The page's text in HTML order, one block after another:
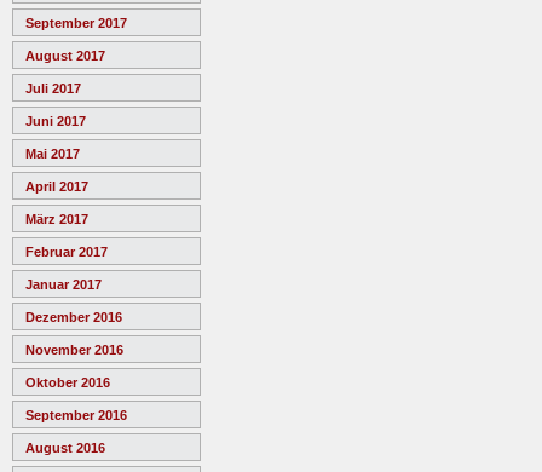
September 2017
August 2017
Juli 2017
Juni 2017
Mai 2017
April 2017
März 2017
Februar 2017
Januar 2017
Dezember 2016
November 2016
Oktober 2016
September 2016
August 2016